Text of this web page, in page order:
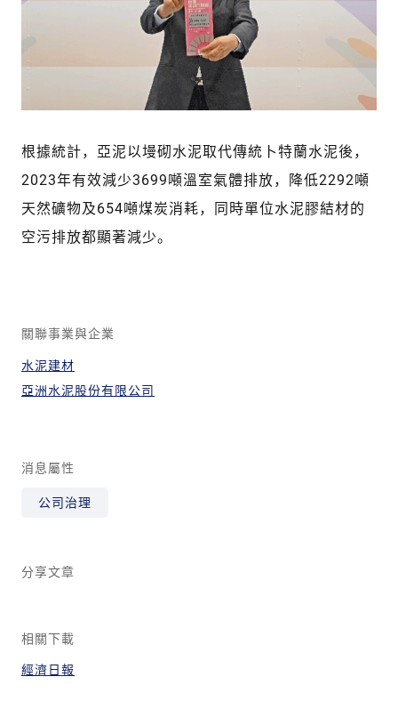
根據統計，亞泥以墁砌水泥取代傳統卜特蘭水泥後，
2023年有效減少3699噸溫室氣體排放，降低2292噸
天然礦物及654噸煤炭消耗，同時單位水泥膠結材的
空污排放都顯著減少。
關聯事業與企業
水泥建材
亞洲水泥股份有限公司
消息屬性
公司治理
分享文章
相關下載
經濟日報